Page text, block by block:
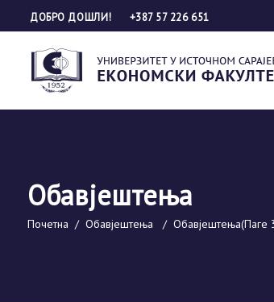
ДОБРО ДОШЛИ! +387 57 226 651
Обавјештења
Почетна / Обавјештења / Обавјештења(Паге